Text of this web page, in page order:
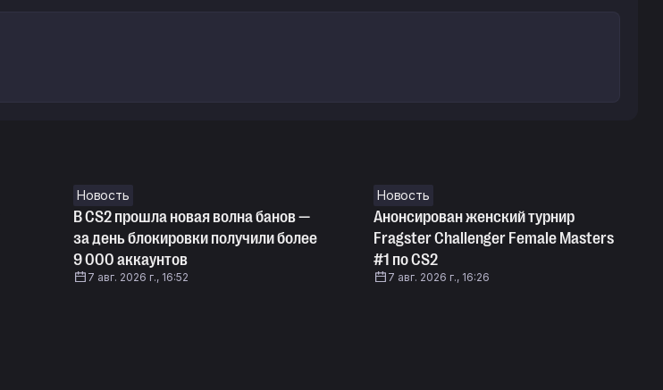
Новость
В CS2 прошла новая волна банов —
за день блокировки получили более
9 000 аккаунтов
7 авг. 2026 г., 16:52
Новость
Анонсирован женский турнир
Fragster Challenger Female Masters
#1 по CS2
7 авг. 2026 г., 16:26